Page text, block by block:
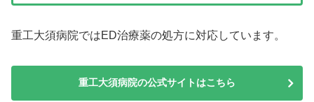
重工大須病院ではED治療薬の処方に対応しています。
重工大須病院の公式サイトはこちら